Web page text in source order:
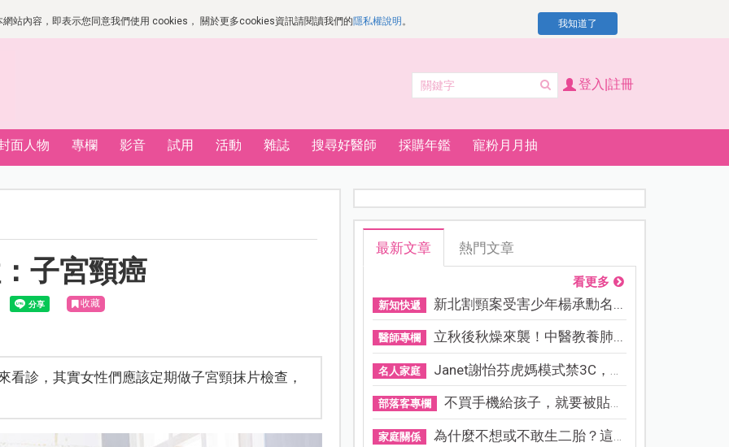
站內容，即表示您同意我們使用 cookies， 關於更多cookies資訊請閱讀我們的隱私權說明 。 我知道了
登入|註冊
面人物 專欄 影音 試用 活動 雜誌 搜尋好醫師 採購年鑑 寵粉月月抽
子宮頸癌
收藏
診，其實女性們應該定期做子宮頸抹片檢查，
最新文章 熱門文章
看更多
新知快遞 新北割頸案受害少年楊承勳名...
醫師專欄 立秋後秋燥來襲！中醫教養肺...
名人家庭 Janet謝怡芬虎媽模式禁3C，看...
部落客專欄 不買手機給孩子，就要被貼「...
家庭關係 為什麼不想或不敢生二胎？這8...